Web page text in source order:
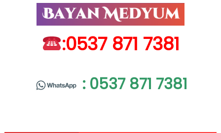
:0537 871 7381
: 0537 871 7381